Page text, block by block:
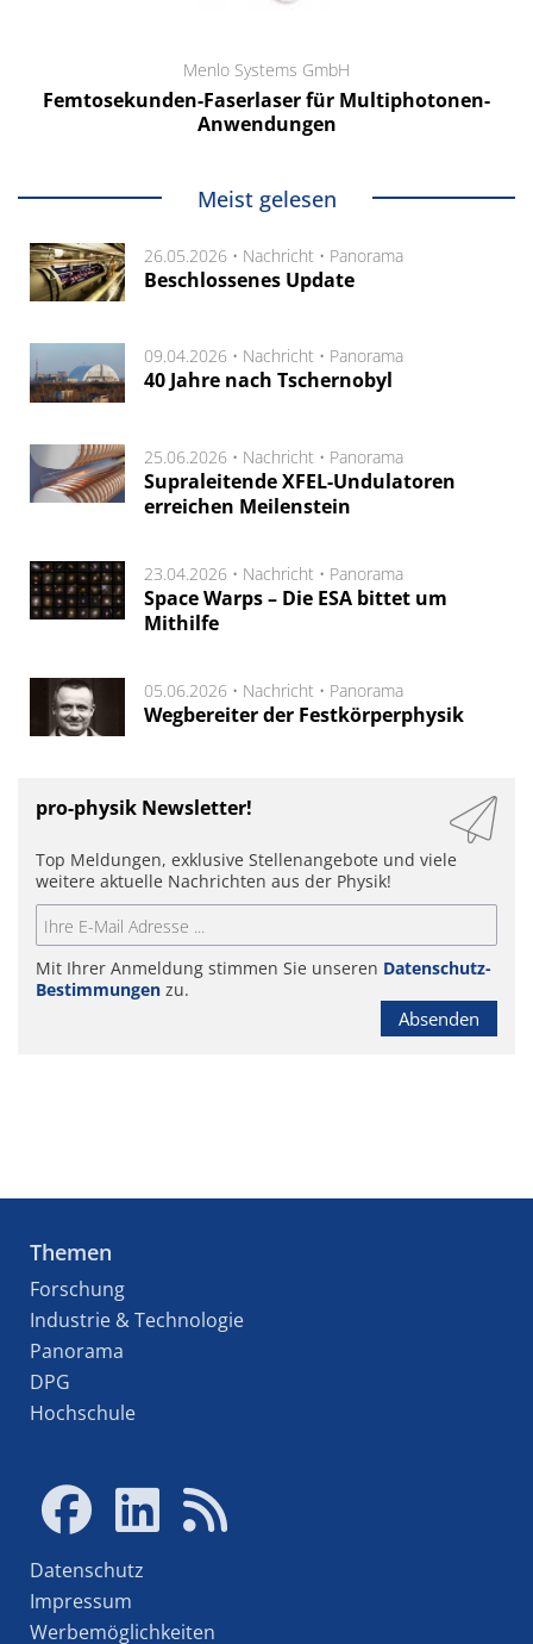
Menlo Systems GmbH
Femtosekunden-Faserlaser für Multiphotonen-
Anwendungen
Meist gelesen
26.05.2026 • Nachricht • Panorama
Beschlossenes Update
09.04.2026 • Nachricht • Panorama
40 Jahre nach Tschernobyl
25.06.2026 • Nachricht • Panorama
Supraleitende XFEL-Undulatoren
erreichen Meilenstein
23.04.2026 • Nachricht • Panorama
Space Warps – Die ESA bittet um
Mithilfe
05.06.2026 • Nachricht • Panorama
Wegbereiter der Festkörperphysik
pro-physik Newsletter!
Top Meldungen, exklusive Stellenangebote und viele
weitere aktuelle Nachrichten aus der Physik!
Mit Ihrer Anmeldung stimmen Sie unseren Datenschutz-
Bestimmungen zu.
Absenden
Themen
Forschung
Industrie & Technologie
Panorama
DPG
Hochschule
Datenschutz
Impressum
Werbemöglichkeiten